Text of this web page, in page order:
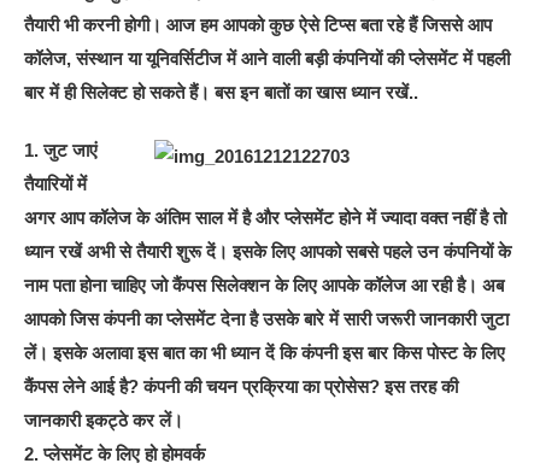
तैयारी भी करनी होगी। आज हम आपको कुछ ऐसे टिप्स बता रहे हैं जिससे आप
कॉलेज, संस्थान या यूनिवर्सिटीज में आने वाली बड़ी कंपनियों की प्लेसमेंट में पहली
बार में ही सिलेक्ट हो सकते हैं। बस इन बातों का खास ध्यान रखें..
1. जुट जाएं
तैयारियों में
अगर आप कॉलेज के अंतिम साल में है और प्लेसमेंट होने में ज्यादा वक्त नहीं है तो
ध्यान रखें अभी से तैयारी शुरू दें। इसके लिए आपको सबसे पहले उन कंपनियों के
नाम पता होना चाहिए जो कैंपस सिलेक्शन के लिए आपके कॉलेज आ रही है। अब
आपको जिस कंपनी का प्लेसमेंट देना है उसके बारे में सारी जरूरी जानकारी जुटा
लें। इसके अलावा इस बात का भी ध्यान दें कि कंपनी इस बार किस पोस्ट के लिए
कैंपस लेने आई है? कंपनी की चयन प्रक्रिया का प्रोसेस? इस तरह की
जानकारी इकट्ठे कर लें।
2. प्लेसमेंट के लिए हो होमवर्क